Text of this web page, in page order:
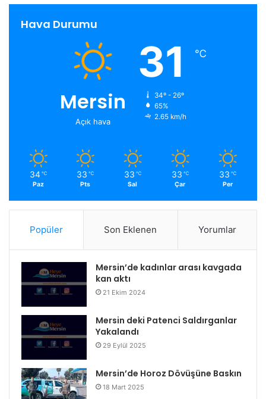
Hava Durumu
Mersin
Açık hava
31 ℃
34º - 26º
65%
2.65 km/h
34 ℃
Paz
33 ℃
Pts
33 ℃
Sal
33 ℃
Çar
33 ℃
Per
Popüler Son Eklenen Yorumlar
Mersin’de kadınlar arası kavgada
kan aktı
21 Ekim 2024
Mersin deki Patenci Saldırganlar
Yakalandı
29 Eylül 2025
Mersin’de Horoz Dövüşüne Baskın
18 Mart 2025